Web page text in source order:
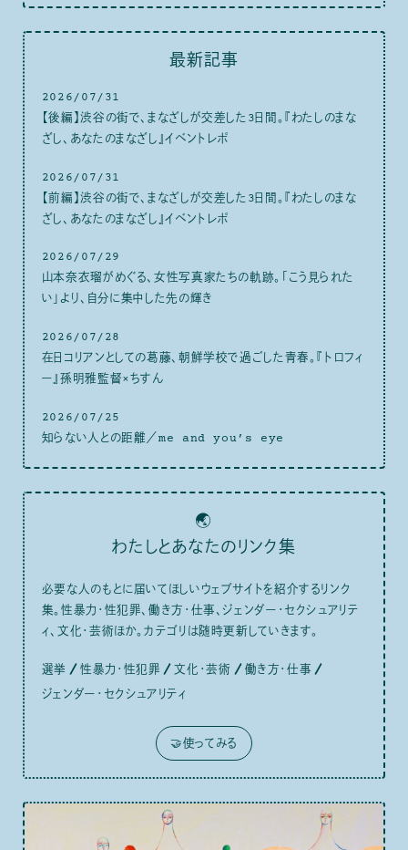
最新記事
2026/07/31
【後編】渋谷の街で、まなざしが交差した3日間。『わたしのまな
ざし、あなたのまなざし』イベントレポ
2026/07/31
【前編】渋谷の街で、まなざしが交差した3日間。『わたしのまな
ざし、あなたのまなざし』イベントレポ
2026/07/29
山本奈衣瑠がめぐる、女性写真家たちの軌跡。「こう見られた
い」より、自分に集中した先の輝き
2026/07/28
在日コリアンとしての葛藤、朝鮮学校で過ごした青春。『トロフィ
ー』孫明雅監督×ちすん
2026/07/25
知らない人との距離／me and you’s eye
🌏
わたしとあなたのリンク集
必要な人のもとに届いてほしいウェブサイトを紹介するリンク
集。性暴力・性犯罪、働き方・仕事、ジェンダー・セクシュアリテ
ィ、文化・芸術ほか。カテゴリは随時更新していきます。
選挙 性暴力・性犯罪 文化・芸術
働き方・仕事
ジェンダー・セクシュアリティ
🤝使ってみる